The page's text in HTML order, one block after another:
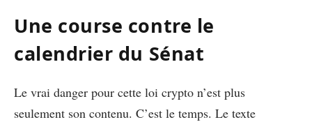
Une course contre le
calendrier du Sénat
Le vrai danger pour cette loi crypto n’est plus
seulement son contenu. C’est le temps. Le texte